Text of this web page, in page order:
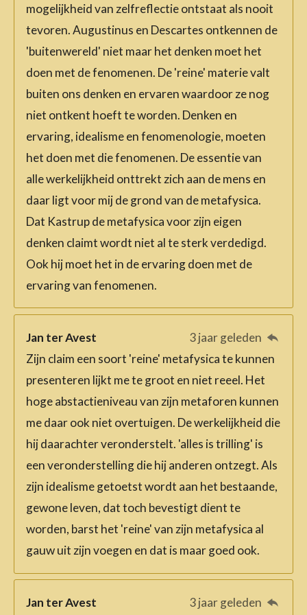
mogelijkheid van zelfreflectie ontstaat als nooit
tevoren. Augustinus en Descartes ontkennen de
'buitenwereld' niet maar het denken moet het
doen met de fenomenen. De 'reine' materie valt
buiten ons denken en ervaren waardoor ze nog
niet ontkent hoeft te worden. Denken en
ervaring, idealisme en fenomenologie, moeten
het doen met die fenomenen. De essentie van
alle werkelijkheid onttrekt zich aan de mens en
daar ligt voor mij de grond van de metafysica.
Dat Kastrup de metafysica voor zijn eigen
denken claimt wordt niet al te sterk verdedigd.
Ook hij moet het in de ervaring doen met de
ervaring van fenomenen.
Jan ter Avest
3 jaar geleden
Zijn claim een soort 'reine' metafysica te kunnen
presenteren lijkt me te groot en niet reeel. Het
hoge abstactieniveau van zijn metaforen kunnen
me daar ook niet overtuigen. De werkelijkheid die
hij daarachter veronderstelt. 'alles is trilling' is
een veronderstelling die hij anderen ontzegt. Als
zijn idealisme getoetst wordt aan het bestaande,
gewone leven, dat toch bevestigt dient te
worden, barst het 'reine' van zijn metafysica al
gauw uit zijn voegen en dat is maar goed ook.
Jan ter Avest 3 jaar geleden